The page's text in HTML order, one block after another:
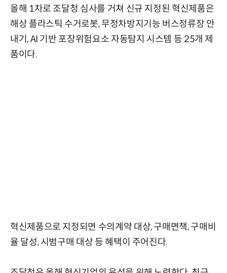
올해 1차로 조달청 심사를 거쳐 신규 지정된 혁신제품은
해상 플라스틱 수거로봇, 무정차방지기능 버스정류장 안
내기, AI 기반 포장위험요소 자동탐지 시스템 등 25개 제
품이다.
혁신제품으로 지정되면 수의계약 대상, 구매면책, 구매비
율 달성, 시범구매 대상 등 혜택이 주어진다.